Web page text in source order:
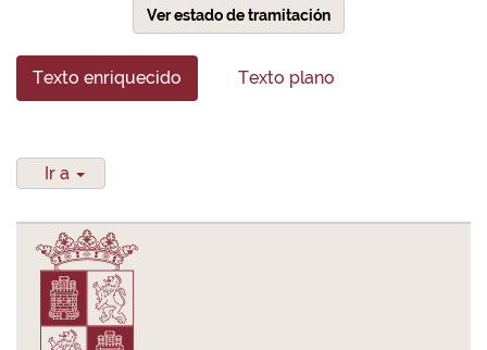
Ver estado de tramitación
Texto enriquecido Texto plano
Ir a